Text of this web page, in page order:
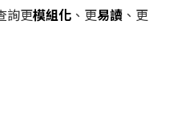
詢更模組化 、更易讀 、更